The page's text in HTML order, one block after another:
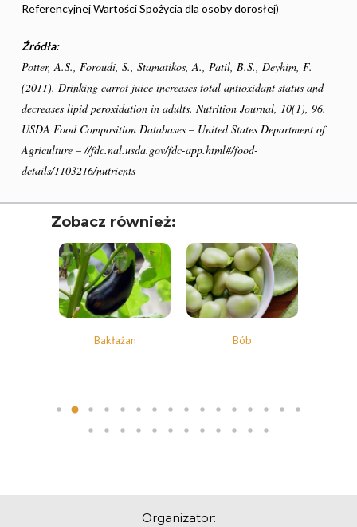
Referencyjnej Wartości Spożycia dla osoby dorosłej)
Źródła:
Potter, A.S., Foroudi, S., Stamatikos, A., Patil, B.S., Deyhim, F.
(2011). Drinking carrot juice increases total antioxidant status and
decreases lipid peroxidation in adults. Nutrition Journal, 10(1), 96.
USDA Food Composition Databases – United States Department of
Agriculture – //fdc.nal.usda.gov/fdc-app.html#/food-
details/1103216/nutrients
Zobacz również:
Bakłażan Bób
Organizator:
Jemy Eko Warzywa I
Owoce
Polskie Forum
Ekologicznej
Warzywa I Owoce
Super Moce
Good Move
Rolników Ojczyzna
Wydarzenia